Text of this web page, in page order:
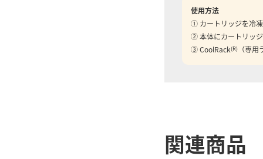
使用方法
① カートリッジを冷
② 本体にカートリッ
③ CoolRack(R) （専
関連商品